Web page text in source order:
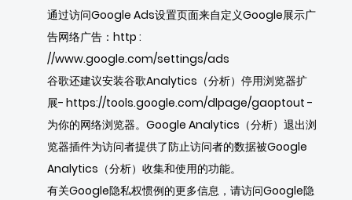
通过访问Google Ads设置页面来自定义Google展示广
告网络广告： http :
//www.google.com/settings/ads
谷歌还建议安装谷歌Analytics（分析）停用浏览器扩
展- https://tools.google.com/dlpage/gaoptout -
为你的网络浏览器。Google Analytics（分析）退出浏
览器插件为访问者提供了防止访问者的数据被Google
Analytics（分析）收集和使用的功能。
有关Google隐私权惯例的更多信息，请访问Google隐